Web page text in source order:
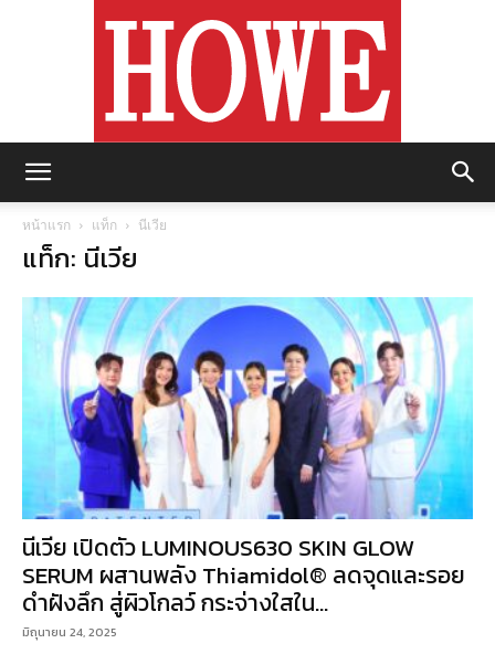
หน้าแรก แท็ก นีเวีย
แท็ก: นีเวีย
นีเวีย เปิดตัว LUMINOUS630 SKIN GLOW
SERUM ผสานพลัง Thiamidol® ลดจุดและรอย
ดำฝังลึก สู่ผิวโกลว์ กระจ่างใสใน...
มิถุนายน 24, 2025